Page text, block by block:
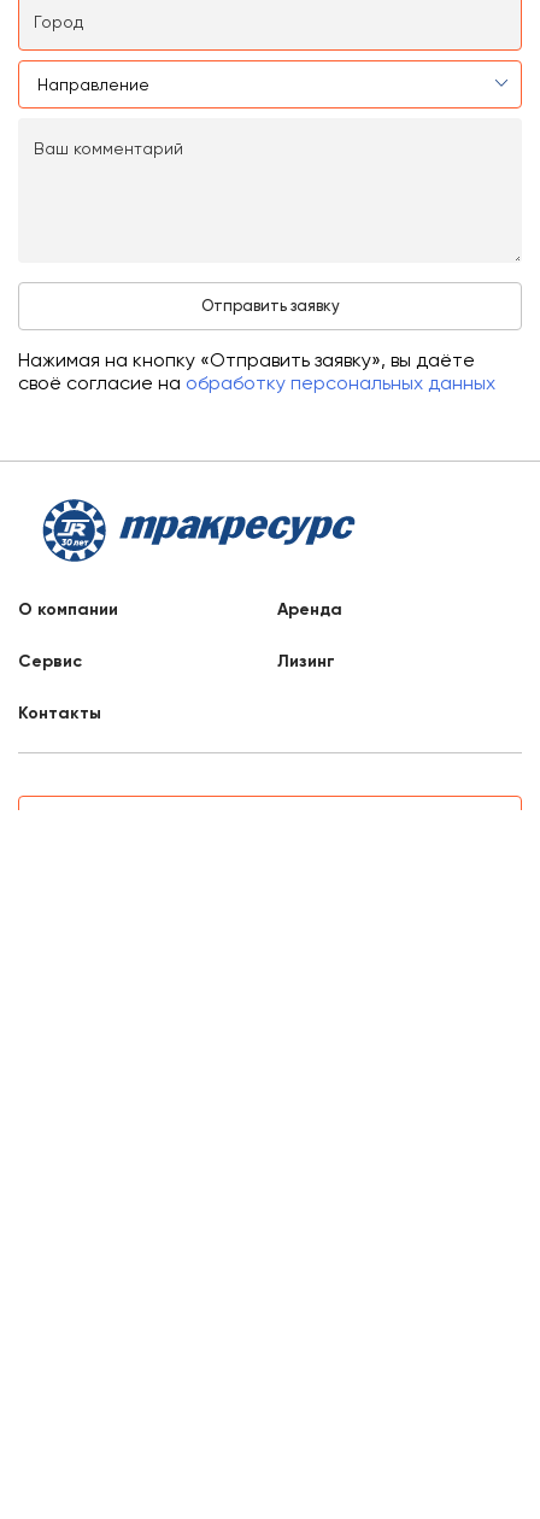
Нажимая на кнопку «Отправить заявку», вы даёте
своё согласие на обработку персональных данных
О компании Аренда
Сервис Лизинг
Контакты